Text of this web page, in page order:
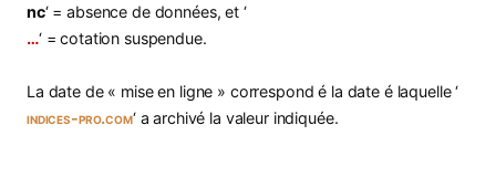
nc‘ = absence de données, et ‘
…‘ = cotation suspendue.
La date de « mise en ligne » correspond é la date é laquelle ‘
indices-pro.com‘ a archivé la valeur indiquée.